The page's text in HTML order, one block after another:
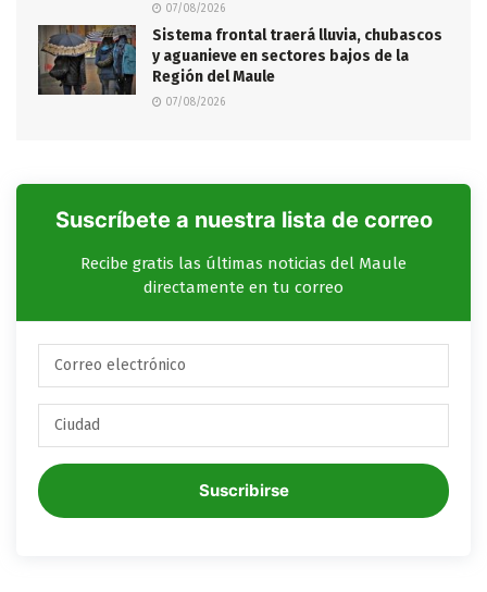
07/08/2026
Sistema frontal traerá lluvia, chubascos
y aguanieve en sectores bajos de la
Región del Maule
07/08/2026
Suscríbete a nuestra lista de correo
Recibe gratis las últimas noticias del Maule
directamente en tu correo
Suscribirse